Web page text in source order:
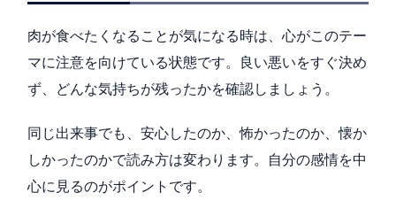
肉が食べたくなることが気になる時は、心がこのテー
マに注意を向けている状態です。良い悪いをすぐ決め
ず、どんな気持ちが残ったかを確認しましょう。
同じ出来事でも、安心したのか、怖かったのか、懐か
しかったのかで読み方は変わります。自分の感情を中
心に見るのがポイントです。